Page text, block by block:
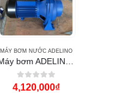
MÁY BƠM NƯỚC ADELINO
0 out of 5
4,120,000₫